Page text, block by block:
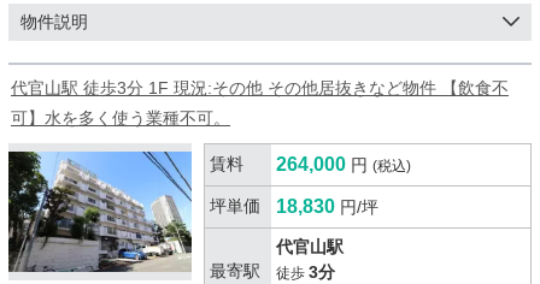
物件説明
代官山駅 徒歩3分 1F 現況:その他 その他居抜きなど物件 【飲食不
可】水を多く使う業種不可。
賃料 264,000 円 (税込)
坪単価 18,830 円/坪
最寄駅
代官山駅
徒歩 3分